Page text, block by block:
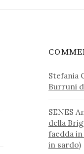
Stefania
Burruni
SENES
della
faedda
in sardo)